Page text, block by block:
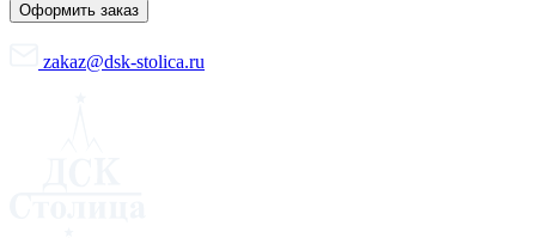
Оформить заказ
zakaz@dsk-stolica.ru